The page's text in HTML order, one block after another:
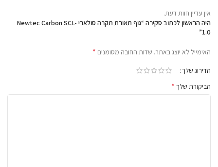
אנרגטית מרבית הפועלת ללא צורך בתשתית
אין עדיין חוות דעת.
היה הראשון לכתוב סקירה “גוף תאורת תקרה סולארי Newtec Carbon SCL-
1.0”
האימייל לא יוצג באתר. שדות החובה מסומנים *
הדירוג שלך
הביקורת שלך *